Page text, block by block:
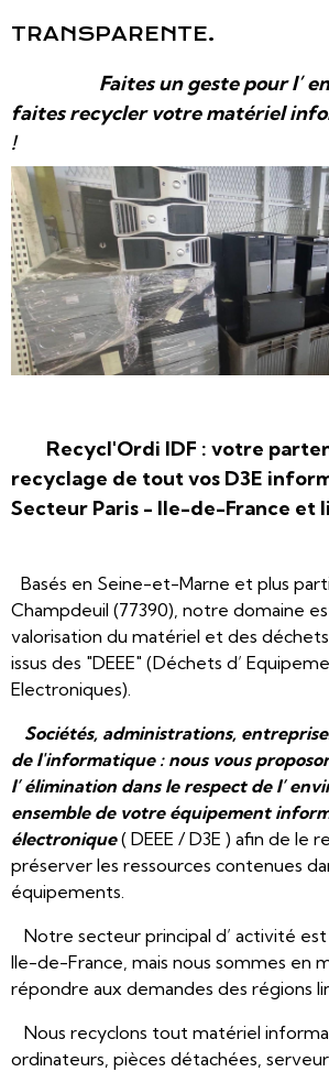
TRANSPARENTE.
Faites un geste pour l’
faites recycler votre matériel
!
Recycl'Ordi IDF : votre
recyclage de tout vos D3E
Secteur Paris - Ile-de-France et
Basés en Seine-et-Marne et plus
Champdeuil (77390), notre domaine
valorisation du matériel et des
issus des "DEEE" (Déchets d’
Electroniques).
Sociétés, administrations,
de l'informatique : nous vous
l’ élimination dans le respect de l’
ensemble de votre équipement
électronique( DEEE / D3E ) afin de le
préserver les ressources contenues
équipements.
Notre secteur principal d’ activité est
Ile-de-France, mais nous sommes en
répondre aux demandes des régions
Nous recyclons tout matériel
ordinateurs, pièces détachées,